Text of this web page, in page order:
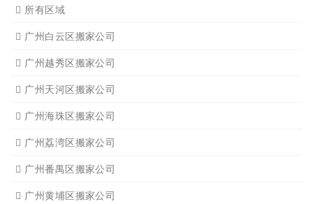
所有区域
广州白云区搬家公司
广州越秀区搬家公司
广州天河区搬家公司
广州海珠区搬家公司
广州荔湾区搬家公司
广州番禺区搬家公司
广州黄埔区搬家公司